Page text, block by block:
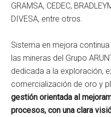
GRAMSA, CEDEC,
DIVESA, entre otros.
Sistema en mejora continua
las mineras del Grupo
dedicada a la exploración,
comercialización de oro y
gestión orientada al
procesos, con una clara